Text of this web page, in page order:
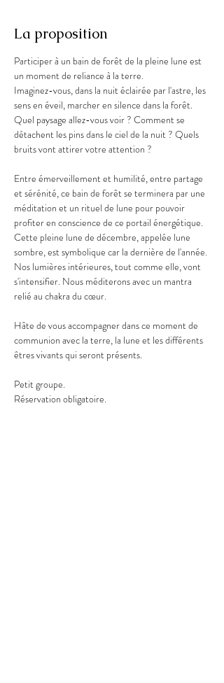
La proposition
Participer à un bain de forêt de la pleine lune est
un moment de reliance à la terre.
Imaginez-vous, dans la nuit éclairée par l'astre, les
sens en éveil, marcher en silence dans la forêt.
Quel paysage allez-vous voir ? Comment se
détachent les pins dans le ciel de la nuit ? Quels
bruits vont attirer votre attention ?
Entre émerveillement et humilité, entre partage
et sérénité, ce bain de forêt se terminera par une
méditation et un rituel de lune pour pouvoir
profiter en conscience de ce portail énergétique.
Cette pleine lune de décembre, appelée lune
sombre, est symbolique car la dernière de l'année.
Nos lumières intérieures, tout comme elle, vont
s'intensifier. Nous méditerons avec un mantra
relié au chakra du cœur.
Hâte de vous accompagner dans ce moment de
communion avec la terre, la lune et les différents
êtres vivants qui seront présents.
Petit groupe.
Réservation obligatoire.